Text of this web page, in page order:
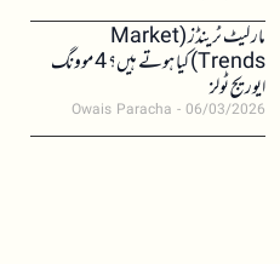
مارکیٹ ٹرینڈز (Market
Trends) کیا ہوتے ہیں؟ 4 موونگ
ایوریج ٹولز
Owais Paracha 06/03/2026